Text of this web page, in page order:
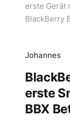
erste Gerät
BlackBerry
Johannes
erste
BBX